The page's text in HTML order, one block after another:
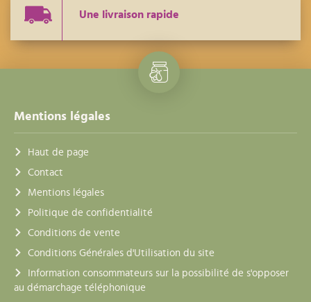
Une livraison rapide
Mentions légales
Haut de page
Contact
Mentions légales
Politique de confidentialité
Conditions de vente
Conditions Générales d'Utilisation du site
Information consommateurs sur la possibilité de s'opposer
au démarchage téléphonique